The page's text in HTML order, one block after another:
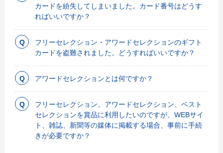
カードを紛失してしまいました。カード番号はどうす
ればいいですか？
フリーセレクション・アワードセレクションのギフト
カードを盗難されました。どうすればいいですか？
アワードセレクションとは何ですか？
フリーセレクション、アワードセレクション、ベスト
セレクションを賞品に利用したいのですが、WEBサイ
ト、雑誌、新聞等の媒体に掲載する場合、事前に手続
きが必要ですか？